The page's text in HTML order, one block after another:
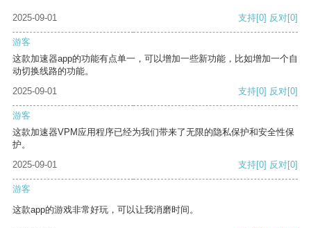
2025-09-01 支持[0] 反对[0]
游客
这款加速器app的功能有点单一，可以增加一些新功能，比如增加一个自
动切换线路的功能。
2025-09-01
支持[0] 反对[0]
游客
这款加速器VPM应用程序已经为我们带来了无限的隐私保护和安全性保
护。
2025-09-01
支持[0] 反对[0]
游客
这款app的游戏非常好玩，可以让我消磨时间。